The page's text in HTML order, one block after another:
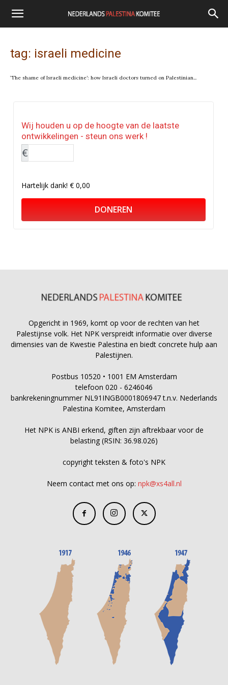
tag: israeli medicine
‘The shame of Israeli medicine’: how Israeli doctors turned on Palestinian...
Wij houden u op de hoogte van de laatste
ontwikkelingen - steun ons werk !
€
Hartelijk dank!€ 0,00
DONEREN
Opgericht in 1969, komt op voor de rechten van het
Palestijnse volk. Het NPK verspreidt informatie over diverse
dimensies van de Kwestie Palestina en biedt concrete hulp aan
Palestijnen.
Postbus 10520 • 1001 EM Amsterdam
telefoon 020 - 6246046
bankrekeningnummer NL91INGB0001806947 t.n.v. Nederlands
Palestina Komitee, Amsterdam
Het NPK is ANBI erkend, giften zijn aftrekbaar voor de
belasting (RSIN: 36.98.026)
copyright teksten & foto's NPK
Neem contact met ons op: npk@xs4all.nl